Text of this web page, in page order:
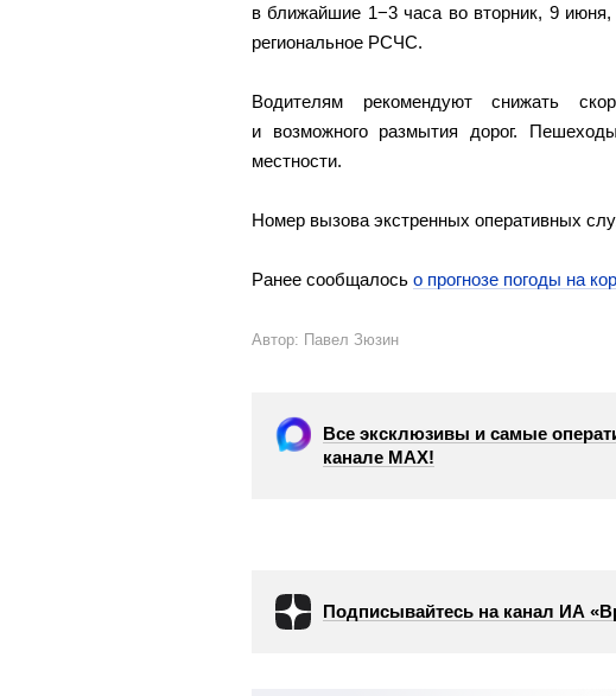
в ближайшие 1−3 часа во вторник, 9
региональное РСЧС.
Водителям рекомендуют снижать
и возможного размытия дорог.
местности.
Номер вызова экстренных оперативных
Ранее сообщалось о прогнозе погоды на
Автор: Павел Зюзин
Все эксклюзивы и самые
канале МАХ!
Подписывайтесь на канал ИА